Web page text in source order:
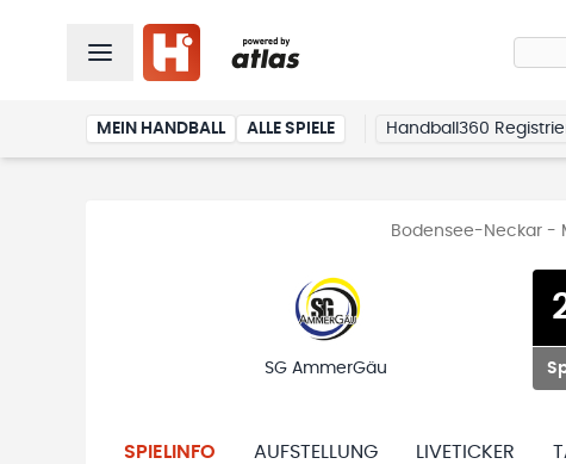
MEIN HANDBALL ALLE SPIELE Handball360
Bodensee-Neckar -
SG AmmerGäu
SPIELINFO AUFSTELLUNG LIVETICKER